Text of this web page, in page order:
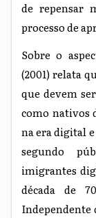
de repensar
processo de
Sobre o
(2001) relata
que devem
como nativos
na era digital
segundo
imigrantes
década de
Independente